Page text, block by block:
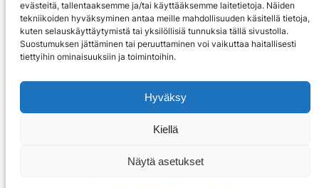
evästeitä, tallentaaksemme ja/tai käyttääksemme laitetietoja. Näiden
tekniikoiden hyväksyminen antaa meille mahdollisuuden käsitellä tietoja,
kuten selauskäyttäytymistä tai yksilöllisiä tunnuksia tällä sivustolla.
Suostumuksen jättäminen tai peruuttaminen voi vaikuttaa haitallisesti
tiettyihin ominaisuuksiin ja toimintoihin.
Hyväksy
Kiellä
Näytä asetukset